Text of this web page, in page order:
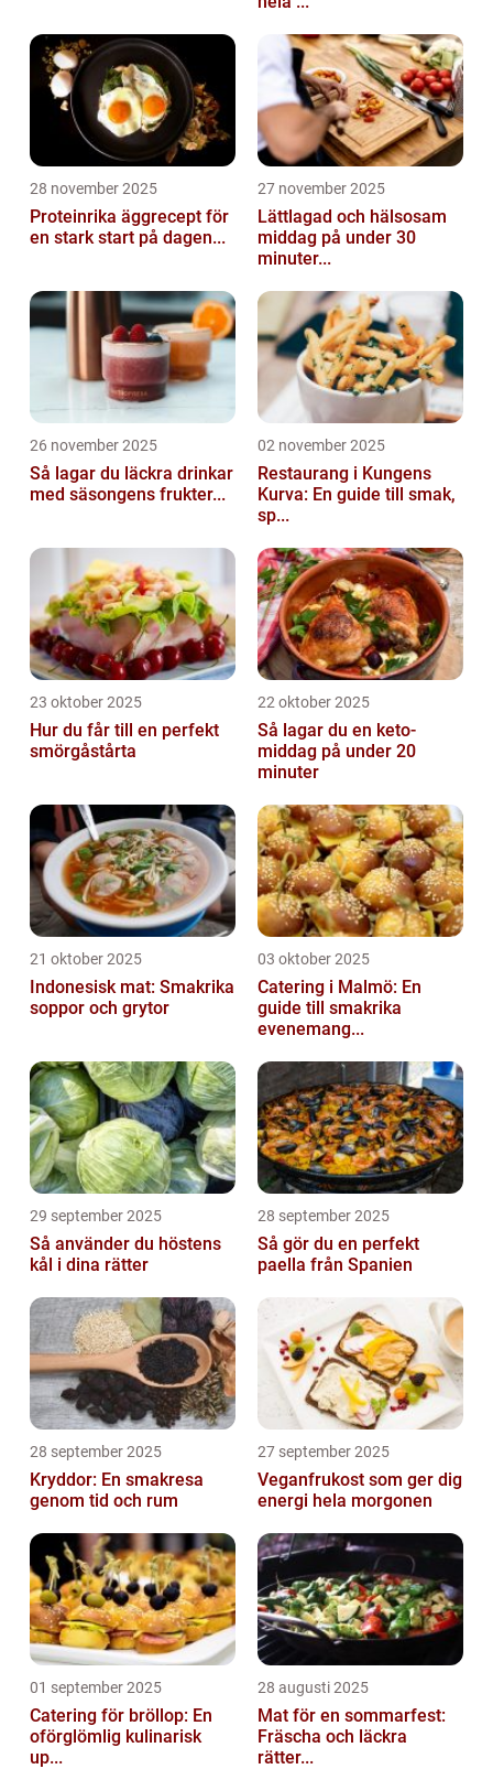
28 november 2025
Proteinrika äggrecept för
en stark start på dagen...
27 november 2025
Lättlagad och hälsosam
middag på under 30
minuter...
26 november 2025
Så lagar du läckra drinkar
med säsongens frukter...
02 november 2025
Restaurang i Kungens
Kurva: En guide till smak,
sp...
23 oktober 2025
Hur du får till en perfekt
smörgåstårta
22 oktober 2025
Så lagar du en keto-
middag på under 20
minuter
21 oktober 2025
Indonesisk mat: Smakrika
soppor och grytor
03 oktober 2025
Catering i Malmö: En
guide till smakrika
evenemang...
29 september 2025
Så använder du höstens
kål i dina rätter
28 september 2025
Så gör du en perfekt
paella från Spanien
28 september 2025
Kryddor: En smakresa
genom tid och rum
27 september 2025
Veganfrukost som ger dig
energi hela morgonen
01 september 2025
Catering för bröllop: En
oförglömlig kulinarisk
up...
28 augusti 2025
Mat för en sommarfest:
Fräscha och läckra
rätter...